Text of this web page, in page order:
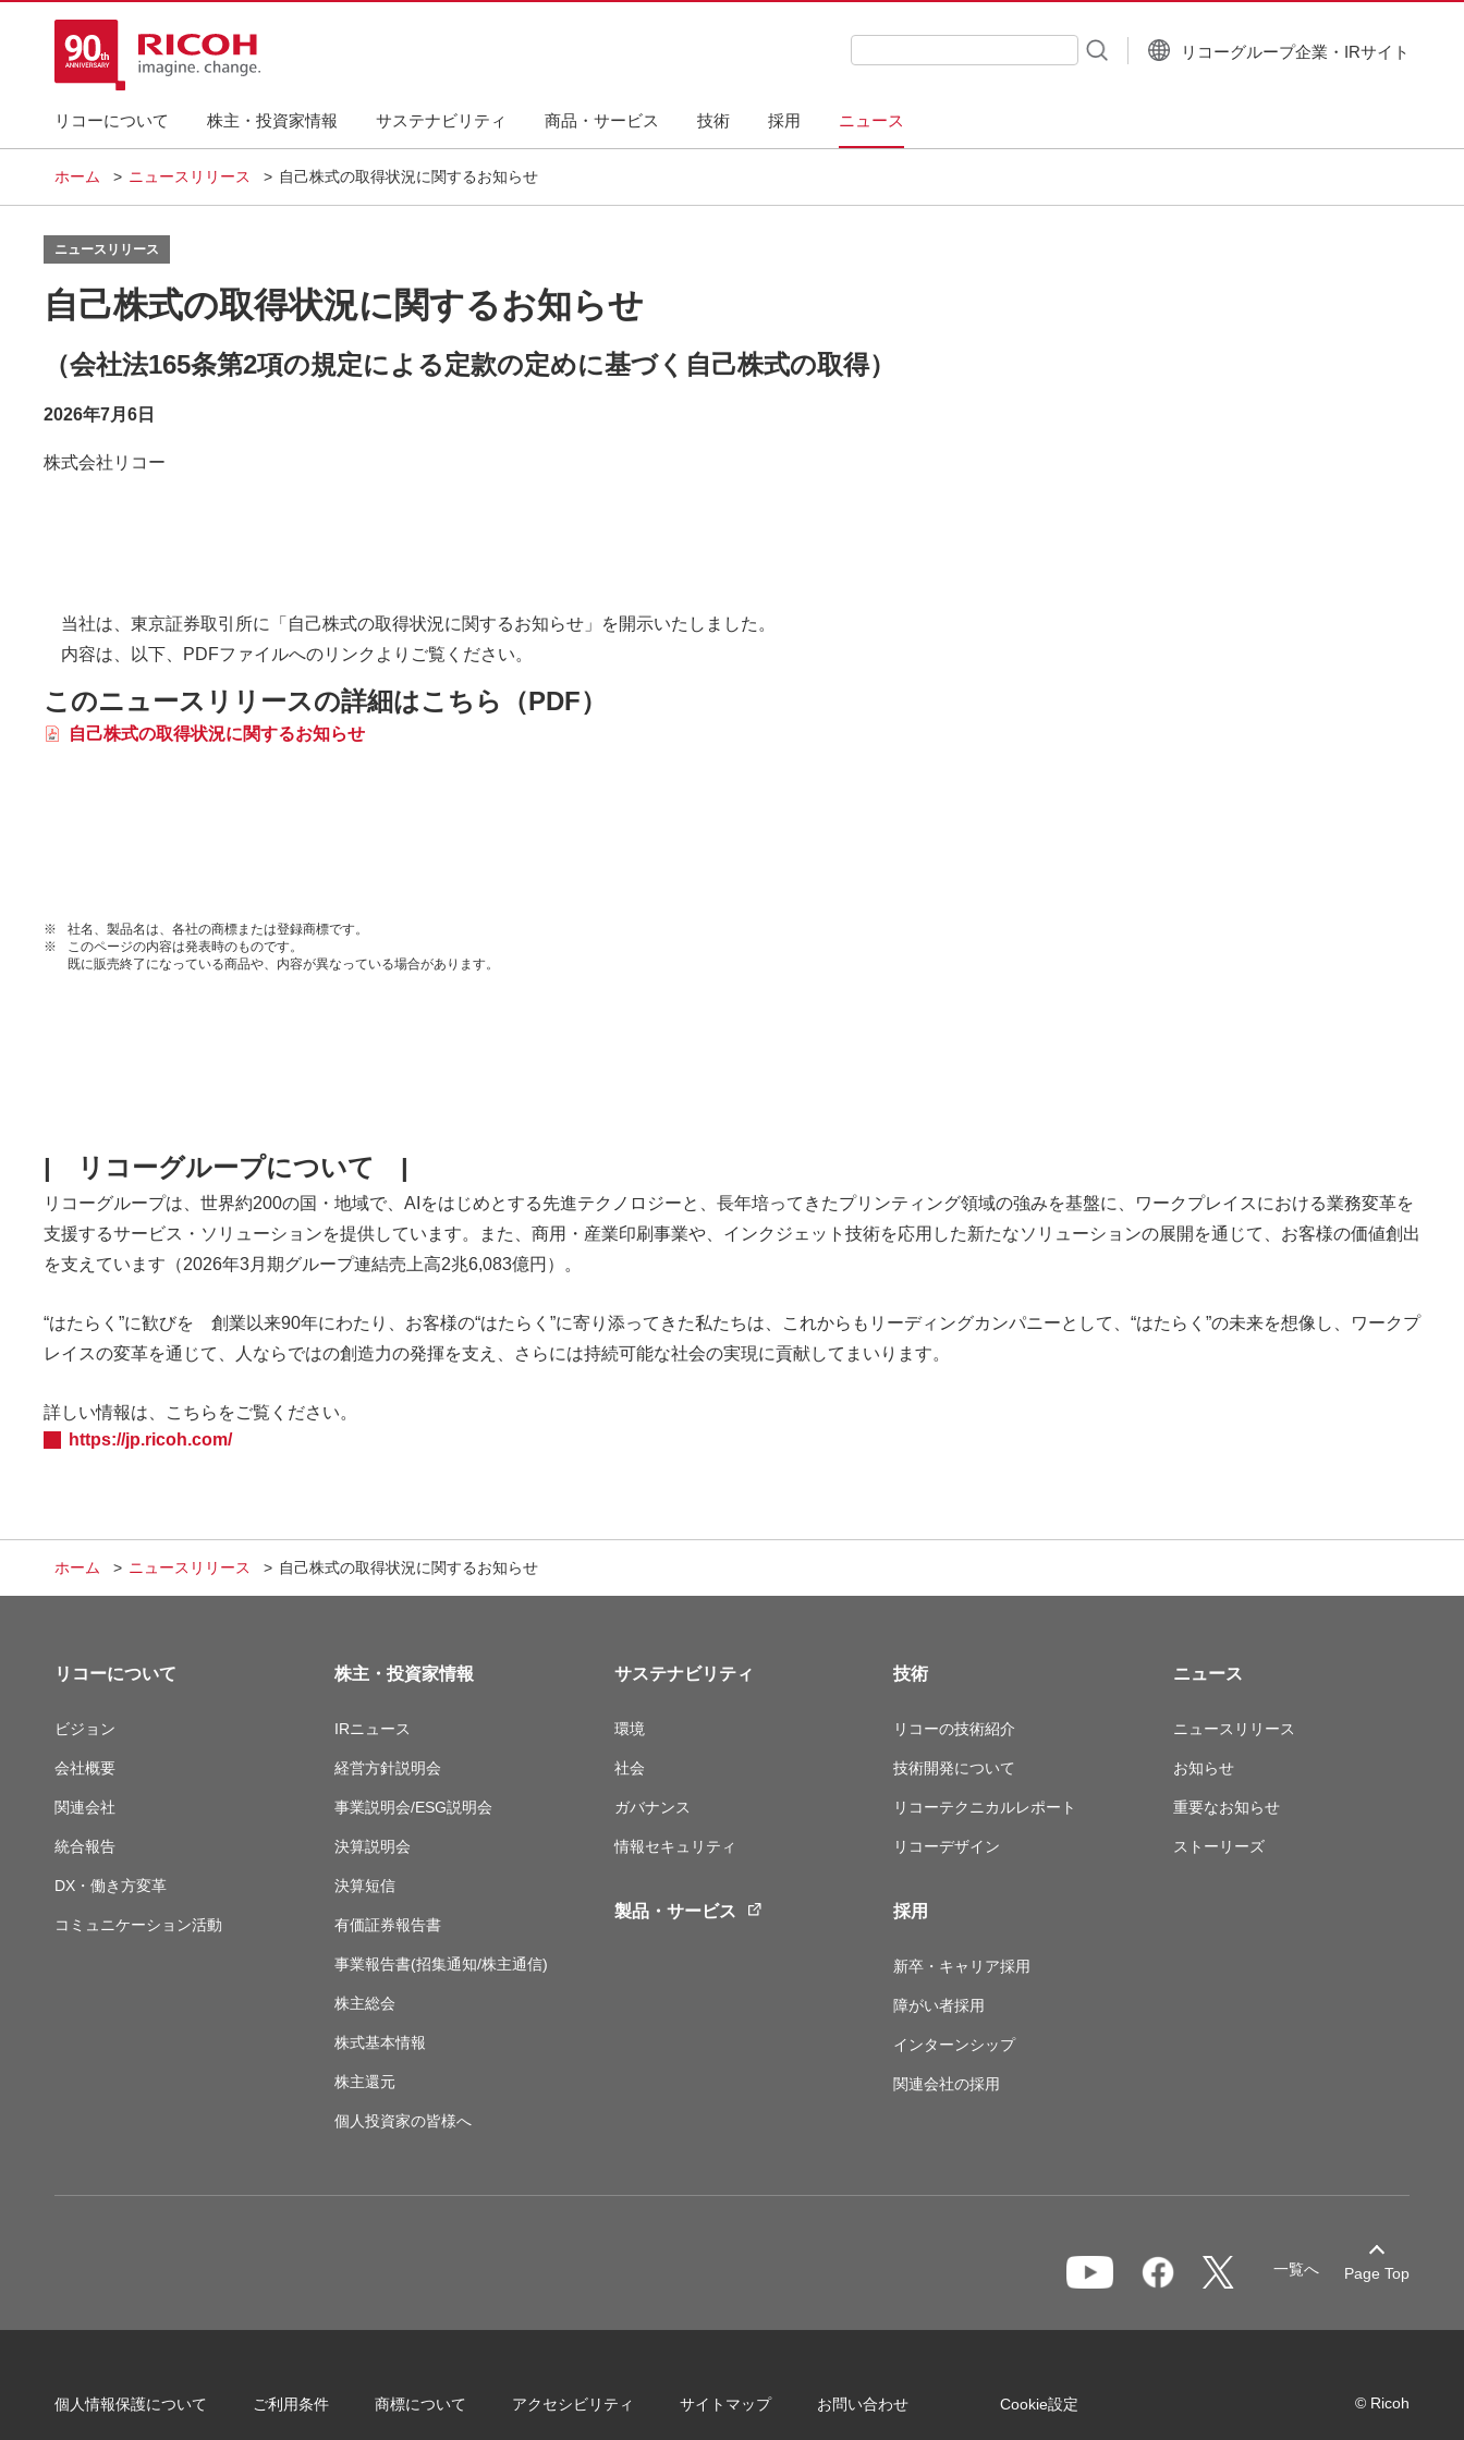
リコーについて 株主・投資家情報 サステナビリティ 商品・サービス 技術 採用 ニュース
検索キーワード入力
リコーグループ企業・IRサイト
ホーム ニュースリリース 自己株式の取得状況に関するお知らせ
ニュースリリース
自己株式の取得状況に関するお知らせ
（会社法165条第2項の規定による定款の定めに基づく自己株式の取得）
2026年7月6日
株式会社リコー
当社は、東京証券取引所に「自己株式の取得状況に関するお知らせ」を開示いたしました。
内容は、以下、PDFファイルへのリンクよりご覧ください。
このニュースリリースの詳細はこちら（PDF）
自己株式の取得状況に関するお知らせ
※
社名、製品名は、各社の商標または登録商標です。
※
このページの内容は発表時のものです。
既に販売終了になっている商品や、内容が異なっている場合があります。
| リコーグループについて |
リコーグループは、世界約200の国・地域で、AIをはじめとする先進テクノロジーと、長年培ってきたプリンティング領域の強みを基盤に、ワークプレイスにおける業務変革を
支援するサービス・ソリューションを提供しています。また、商用・産業印刷事業や、インクジェット技術を応用した新たなソリューションの展開を通じて、お客様の価値創出
を支えています（2026年3月期グループ連結売上高2兆6,083億円）。
“はたらく”に歓びを 創業以来90年にわたり、お客様の“はたらく”に寄り添ってきた私たちは、これからもリーディングカンパニーとして、“はたらく”の未来を想像し、ワークプ
レイスの変革を通じて、人ならではの創造力の発揮を支え、さらには持続可能な社会の実現に貢献してまいります。
詳しい情報は、こちらをご覧ください。
https://jp.ricoh.com/
ホーム ニュースリリース 自己株式の取得状況に関するお知らせ
リコーについて
ビジョン
会社概要
関連会社
統合報告
DX・働き方変革
コミュニケーション活動
株主・投資家情報
IRニュース
経営方針説明会
事業説明会/ESG説明会
決算説明会
決算短信
有価証券報告書
事業報告書(招集通知/株主通信)
株主総会
株式基本情報
株主還元
個人投資家の皆様へ
サステナビリティ
環境
社会
ガバナンス
情報セキュリティ
製品・サービス
技術
リコーの技術紹介
技術開発について
リコーテクニカルレポート
リコーデザイン
採用
新卒・キャリア採用
障がい者採用
インターンシップ
関連会社の採用
ニュース
ニュースリリース
お知らせ
重要なお知らせ
ストーリーズ
Page Top
一覧へ
個人情報保護について ご利用条件 商標について アクセシビリティ サイトマップ お問い合わせ Cookie設定 © Ricoh